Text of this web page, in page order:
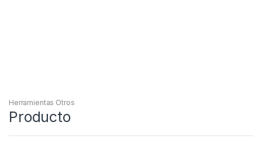
Herramientas Otros
Producto